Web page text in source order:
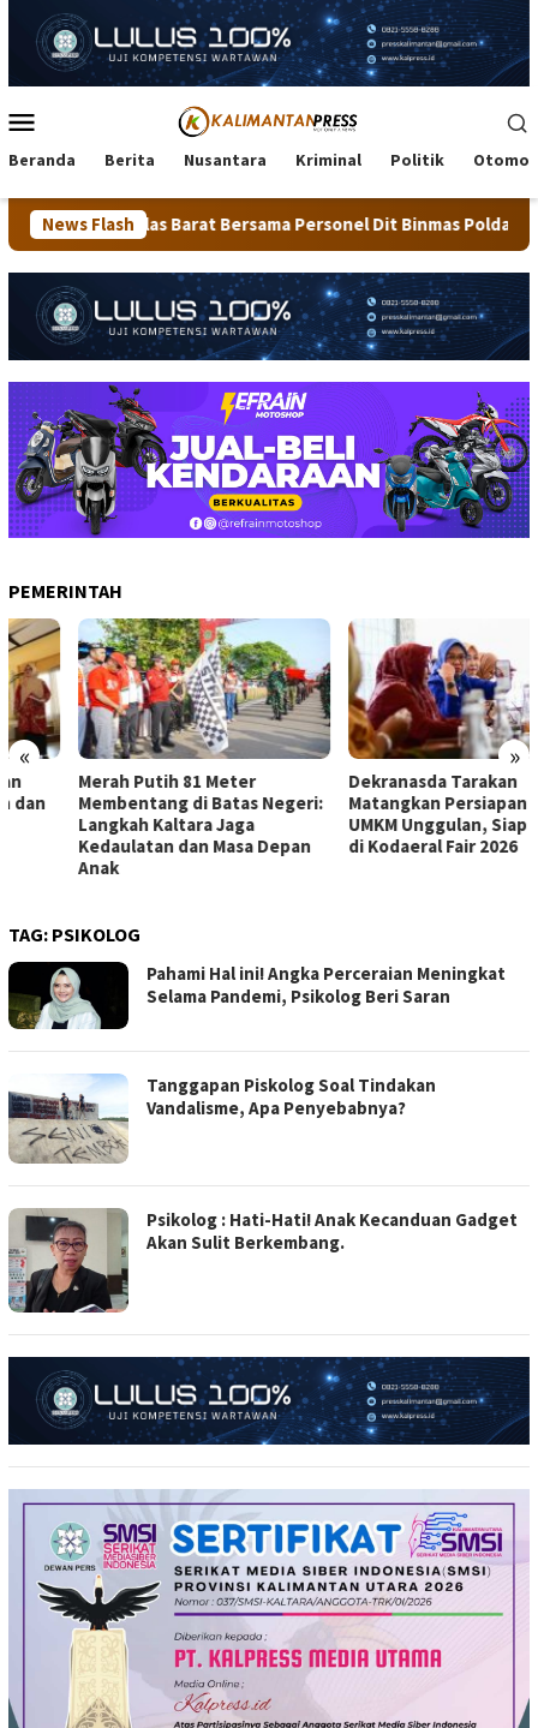
konten
Mobile
Beranda Berita Nusantara Kriminal Politik
News Flash
Bersama Personel Dit Binmas Polda Kaltara Salurkan Beras
PEMERINTAH
« »
Merah Putih 81 Meter
Membentang di Batas Negeri:
Langkah Kaltara Jaga
Kedaulatan dan Masa Depan
Dekranasda Tarakan
Matangkan Persiapan Produk
UMKM Unggulan, Siap Tampil
di Kodaeral Fair 2026
TAG: PSIKOLOG
Pahami Hal ini! Angka Perceraian Meningkat
Selama Pandemi, Psikolog Beri Saran
Tanggapan Piskolog Soal Tindakan
Vandalisme, Apa Penyebabnya?
Psikolog : Hati-Hati! Anak Kecanduan Gadget
Akan Sulit Berkembang.